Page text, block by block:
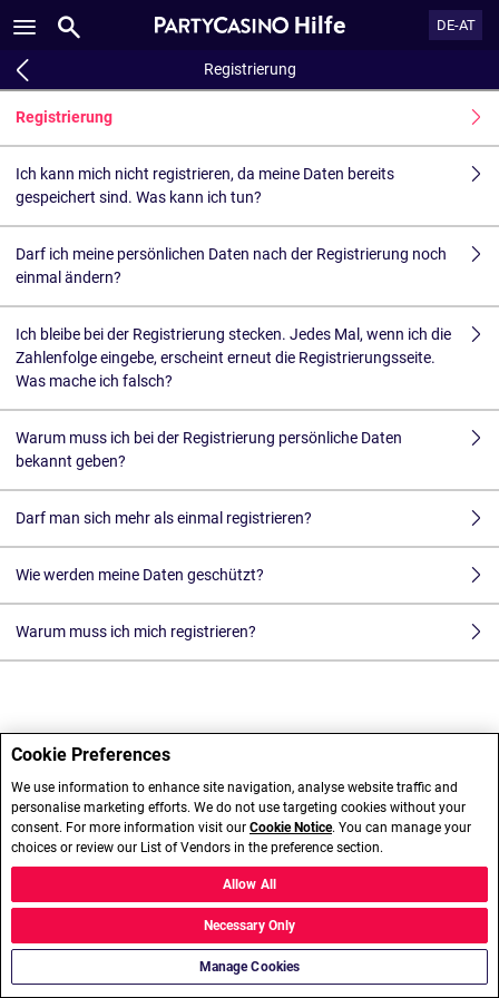
Hilfe DE-AT
Registrierung
Registrierung
Ich kann mich nicht registrieren, da meine Daten bereits
gespeichert sind. Was kann ich tun?
Darf ich meine persönlichen Daten nach der Registrierung noch
einmal ändern?
Ich bleibe bei der Registrierung stecken. Jedes Mal, wenn ich die
Zahlenfolge eingebe, erscheint erneut die Registrierungsseite.
Was mache ich falsch?
Warum muss ich bei der Registrierung persönliche Daten
bekannt geben?
Darf man sich mehr als einmal registrieren?
Wie werden meine Daten geschützt?
Warum muss ich mich registrieren?
Cookie Preferences
We use information to enhance site navigation, analyse website traffic and
personalise marketing efforts. We do not use targeting cookies without your
consent. For more information visit our Cookie Notice. You can manage your
choices or review our List of Vendors in the preference section.
Manage Cookies
Necessary Only
Allow All